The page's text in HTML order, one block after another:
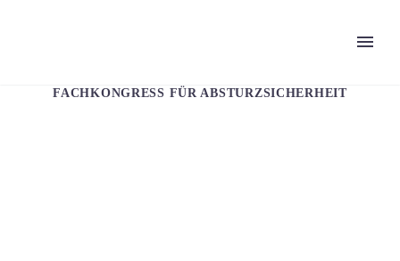
FACHKONGRESS FÜR ABSTURZSICHERHEIT